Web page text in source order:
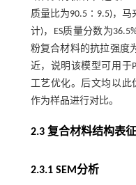
质量比为90.5∶9.5)，马
计)，ES质量分数为
粉复合材料的抗拉强度
近，说明该模型可用于
工艺优化。后文均以此
作为样品进行对比。
2.3 复合材料结构表
2.3.1 SEM分析